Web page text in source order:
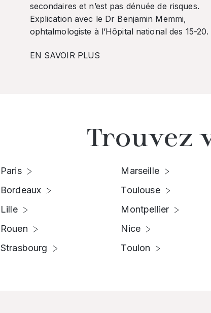
secondaires et n’est pas dénuée de risques.
Explication avec le Dr Benjamin Memmi,
ophtalmologiste à l’Hôpital national des 15-20.
EN SAVOIR PLUS
Trouvez
Paris
Bordeaux
Lille
Rouen
Strasbourg
Marseille
Toulouse
Montpellier
Nice
Toulon